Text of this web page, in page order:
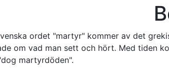
ordet "martyr" kommer av det
om vad man sett och hört. Med tiden
martyrdöden".